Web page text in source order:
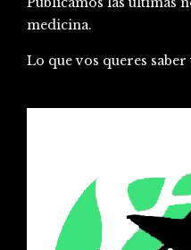
medicina.
Lo que vos queres